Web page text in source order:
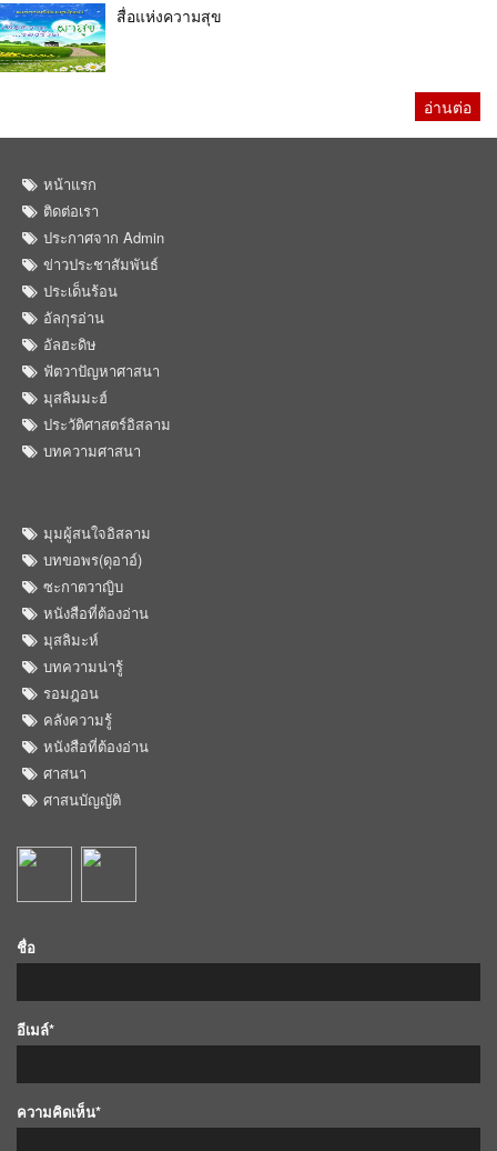
สื่อแห่งความสุข
อ่านต่อ
หน้าแรก
ติดต่อเรา
ประกาศจาก Admin
ข่าวประชาสัมพันธ์
ประเด็นร้อน
อัลกุรอ่าน
อัลฮะดิษ
ฟัตวาปัญหาศาสนา
มุสลิมมะฮ์
ประวัติศาสตร์อิสลาม
บทความศาสนา
มุมผู้สนใจอิสลาม
บทขอพร(ดุอาอ์)
ซะกาตวาญิบ
หนังสือที่ต้องอ่าน
มุสลิมะห์
บทความน่ารู้
รอมฎอน
คลังความรู้
หนังสือที่ต้องอ่าน
ศาสนา
ศาสนบัญญัติ
ชื่อ
อีเมล์*
ความคิดเห็น*